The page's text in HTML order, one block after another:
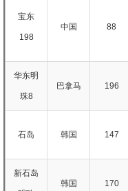
宝东
198
中国 88
华东明
珠8
巴拿马 196
石岛 韩国 147
新石岛
韩国 170